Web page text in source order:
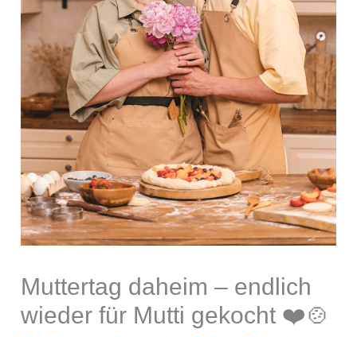
Muttertag daheim – endlich
wieder für Mutti gekocht ❤️🍲